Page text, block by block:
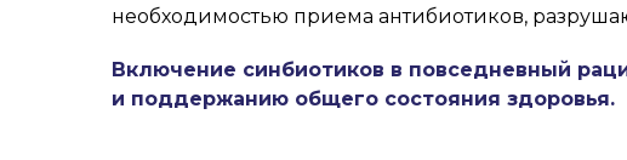
необходимостью приема антибиотиков,
Включение синбиотиков в повседневный
и поддержанию общего состояния здоровья.